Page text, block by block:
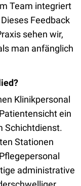
Team integriert
Feedback
sehen wir,
man anfänglich
Klinikpersonal
ein
Schichtdienst.
Stationen
administrative